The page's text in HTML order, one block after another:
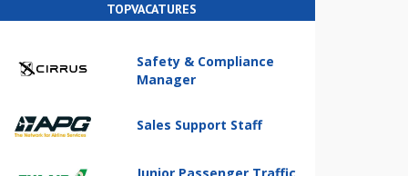
TOPVACATURES
Safety & Compliance
Manager
Sales Support Staff